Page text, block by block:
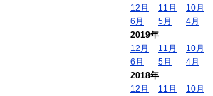
12月
11月 10月
6月
5月 4月
2019年
12月
11月 10月
6月
5月 4月
2018年
12月
11月 10月